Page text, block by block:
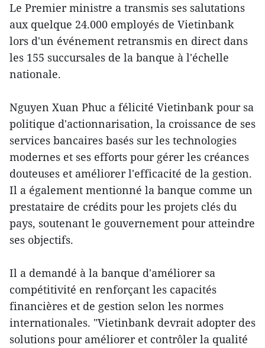
Le Premier ministre a transmis ses salutations
aux quelque 24.000 employés de Vietinbank
lors d'un événement​ retransmis en direct dans
les 155 succursales de la banque à l'échelle
nationale.
Nguyen Xuan Phuc a félicité Vietinbank pour sa
politique d'actionnarisation, la croissance de ses
services bancaires basés sur les technologies
modernes et ses efforts pour gérer les créances
douteuses et améliorer l'efficacité de la gestion.
Il a également mentionné la banque comme un ​
prestataire de crédits pour les projets clés du
pays, soutenant le gouvernement pour atteindre
ses objectifs.
Il a demandé à la banque d'améliorer sa
compétitivité en renforçant les capacités
financières et de gestion selon les normes
internationales. "Vietinbank devrait adopter des
solutions pour améliorer et contrôler la qualité